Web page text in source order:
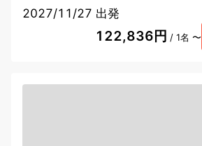
2027/11/27 出発
122,836円 / 1名 〜